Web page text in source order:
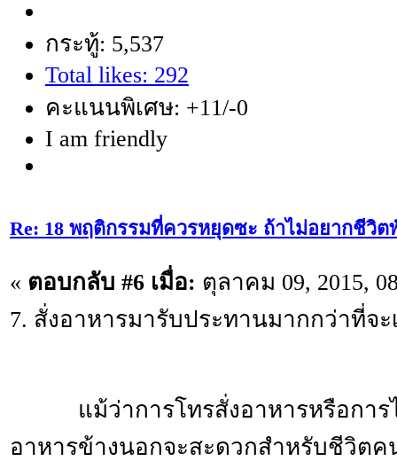
กระทู้: 5,537
Total likes: 292
คะแนนพิเศษ: +11/-0
I am friendly
Re: 18 พฤติกรรมที่ควรหยุดซะ ถ้าไม่อยากชีวิต
« ตอบกลับ #6 เมื่อ: ตุลาคม 09, 2015,
7. สั่งอาหารมารับประทานมากกว่าที่จะ
แม้ว่าการโทรสั่งอาหารหรือการ
อาหารข้างนอกจะสะดวกสำ­­­­หรับชีวิตค